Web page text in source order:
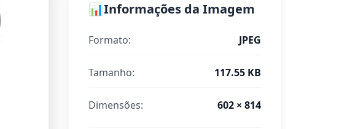
📊Informações da Imagem
Formato: JPEG
Tamanho: 117.55 KB
Dimensões: 602 × 814